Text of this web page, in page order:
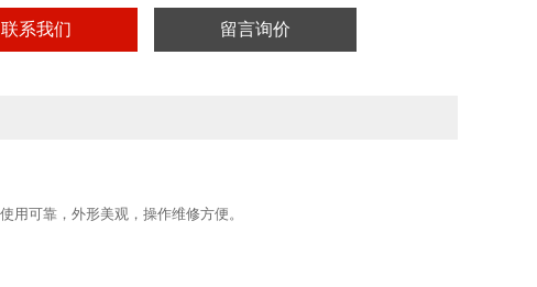
联系我们 留言询价
用可靠，外形美观，操作维修方便。